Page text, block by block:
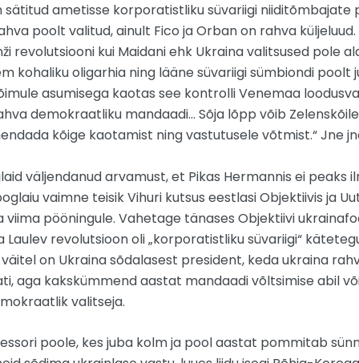
ametisse korporatistliku süvariigi niiditõmbajate
poolt valitud, ainult Fico ja Orban on rahva
revolutsiooni kui Maidani ehk Ukraina valitsused pole
kohaliku oligarhia ning lääne süvariigi sümbiondi
asumisega kaotas see kontrolli Venemaa
demokraatliku mandaadi… Sõja lõpp võib
kõige kaotamist ning vastutusele võtmist.“ Jne
väljendanud arvamust, et Pikas Hermannis ei
vaimne teisik Vihuri kutsus eestlasi Objektiivis ja
pööningule. Vahetage tänases Objektiivi
Laulev revolutsioon oli „korporatistliku süvariigi“
on Ukraina sõdalasest president, keda ukraina
aga kakskümmend aastat mandaadi võltsimise abil
valitseja.
poole, kes juba kolm ja pool aastat pommitab